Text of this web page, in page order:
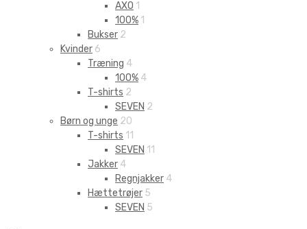
AXO 1
100% 1
Bukser 2
Kvinder 6
Træning 4
100% 4
T-shirts 2
SEVEN 2
Børn og unge 20
T-shirts 11
SEVEN 11
Jakker 4
Regnjakker 4
Hættetrøjer 5
SEVEN 5